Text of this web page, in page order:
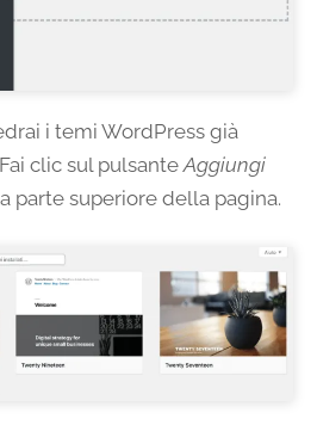
i temi WordPress già
clic sul pulsante Aggiungi
parte superiore della pagina.